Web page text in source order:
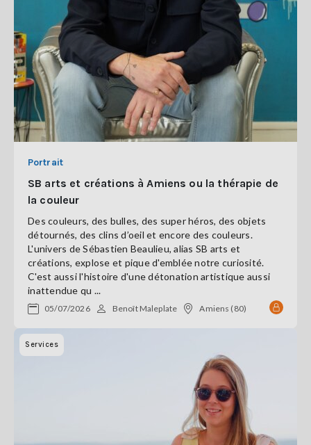
Portrait
SB arts et créations à Amiens ou la thérapie de
la couleur
Des couleurs, des bulles, des super héros, des objets
détournés, des clins d’oeil et encore des couleurs.
L'univers de Sébastien Beaulieu, alias SB arts et
créations, explose et pique d'emblée notre curiosité.
C'est aussi l'histoire d'une détonation artistique aussi
inattendue qu ...
05/07/2026 Benoît Maleplate Amiens (80)
Services